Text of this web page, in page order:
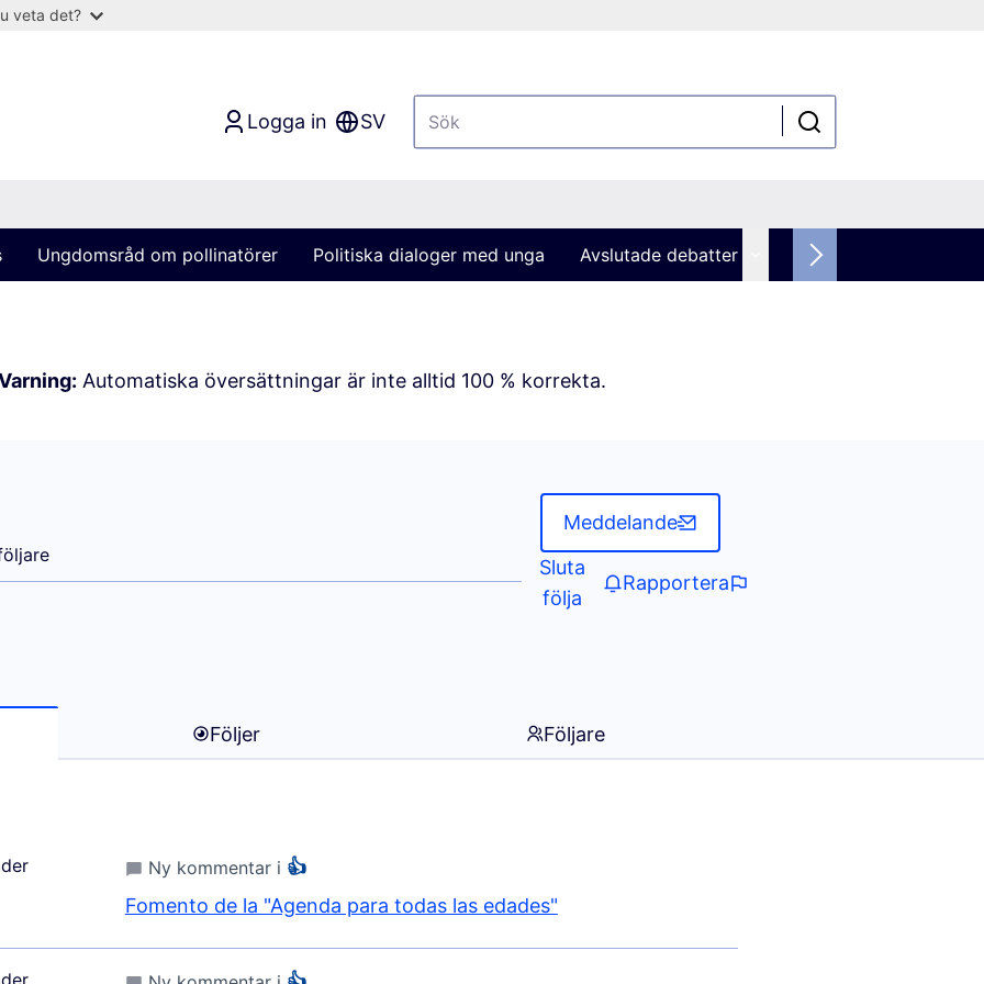
veta det?
Logga in SV
Ungdomsråd om pollinatörer Politiska dialoger med unga Avslutade debatter
Automatiska översättningar är inte alltid 100 % korrekta.
MARIA)
Meddelande
Sluta
följa
Rapportera
Följer Följare
Ny kommentar i 👍
Fomento de la "Agenda para todas las edades"